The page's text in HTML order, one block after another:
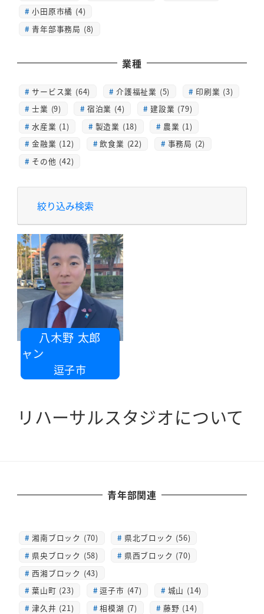
小田原市橘 (4)
青年部事務局 (8)
業種
サービス業 (64) 介護福祉業 (5)
印刷業 (3)
士業 (9)
宿泊業 (4)
建設業 (79)
水産業 (1)
製造業 (18)
農業 (1)
金融業 (12)
飲食業 (22)
事務局 (2)
その他 (42)
絞り込み検索
八木野 太郎
ャン
逗子市
リハーサルスタジオについて
青年部関連
湘南ブロック (70)
県北ブロック (56)
県央ブロック (58)
県西ブロック (70)
西湘ブロック (43)
葉山町 (23)
逗子市 (47)
城山 (14)
津久井 (21)
相模湖 (7)
藤野 (14)